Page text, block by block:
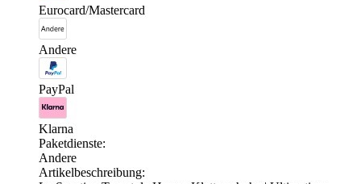
Eurocard/Mastercard
Andere
PayPal
Klarna
Paketdienste:
Andere
Artikelbeschreibung: